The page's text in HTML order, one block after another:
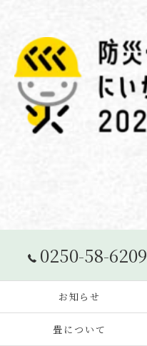
0250-58-6209
お知らせ
畳について